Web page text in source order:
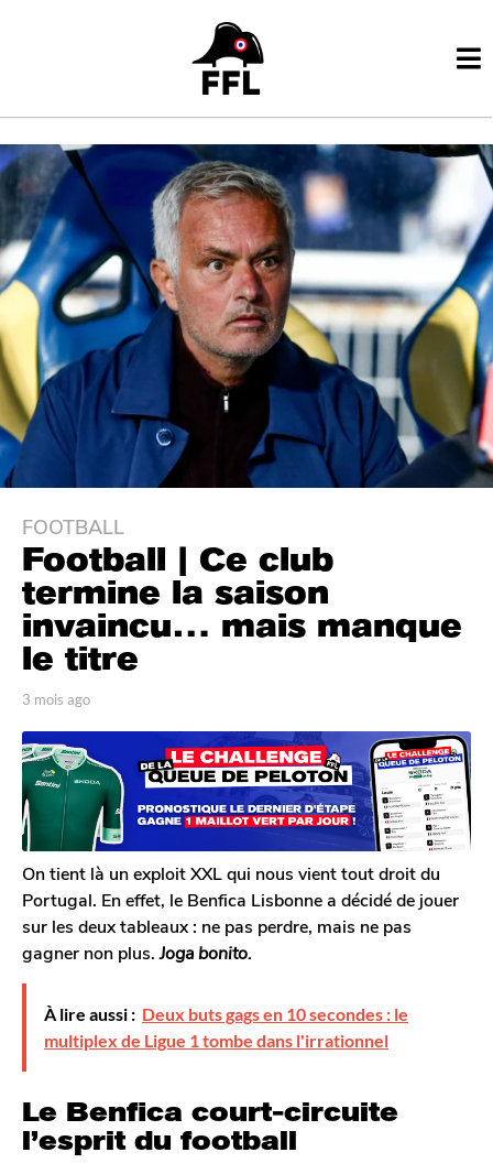
3
m
o
i
s
3
m
o
i
s
a
g
o
FOOTBALL
Football | Ce club
termine la saison
invaincu… mais manque
le titre
p
r
T
o
m
G
a
l
e
r
o
n
3 mois ago
i
s
g
o
On tient là un exploit XXL qui nous vient tout droit du
Portugal. En effet, le Benfica Lisbonne a décidé de jouer
sur les deux tableaux : ne pas perdre, mais ne pas
gagner non plus.Joga bonito.
À lire aussi : Deux buts gags en 10 secondes : le
multiplex de Ligue 1 tombe dans l'irrationnel
Le Benfica court-circuite
l’esprit du football